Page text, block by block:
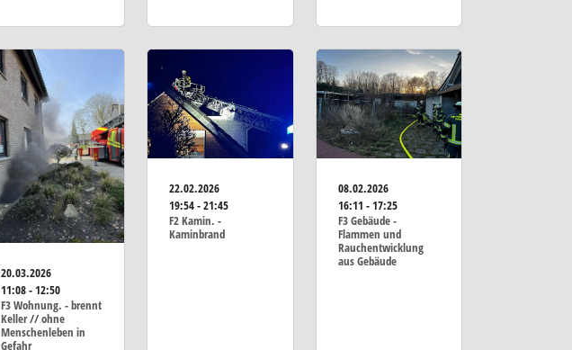
20.03.2026
11:08 - 12:50
F3 Wohnung. - brennt
Keller // ohne
Menschenleben in
Gefahr
22.02.2026
19:54 - 21:45
F2 Kamin. -
Kaminbrand
08.02.2026
16:11 - 17:25
F3 Gebäude -
Flammen und
Rauchentwicklung
aus Gebäude